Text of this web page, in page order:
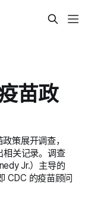
苗政
策展开调查，
相关记录。调查
Jr.）主导的
CDC 的疫苗顾问